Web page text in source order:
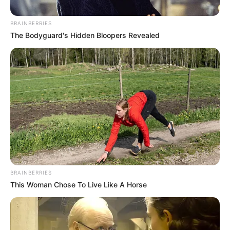
વરસાદની આગાહી
ગુજરાતમાં હાલ કાળઝાળ ગરમીનો પ્રકોપ યથાવત
જોવા મળી રહ્યો છે. આજે અમદાવાદ, અરવલ્લી,
સાબરકાંઠા સહિત રાજ્યના કેટલાક વિસ્તારોમાં
વાદળછાયું વાતાવરણ જોવા મળ્યું હતું અને ઠંડા પવનો
પણ ફૂંકાયા હતા. જોકે, વાદળોની અવરજવર વચ્ચે પણ
સૂર્યનો તાપ ઓછો ન થતાં લોકોને ગરમી અને બફારાનો
સામનો કરવો પડ્યો હતો.
BRAINBERRIES
The Bodyguard's Hidden Bloopers Revealed
BRAINBERRIES
This Woman Chose To Live Like A Horse